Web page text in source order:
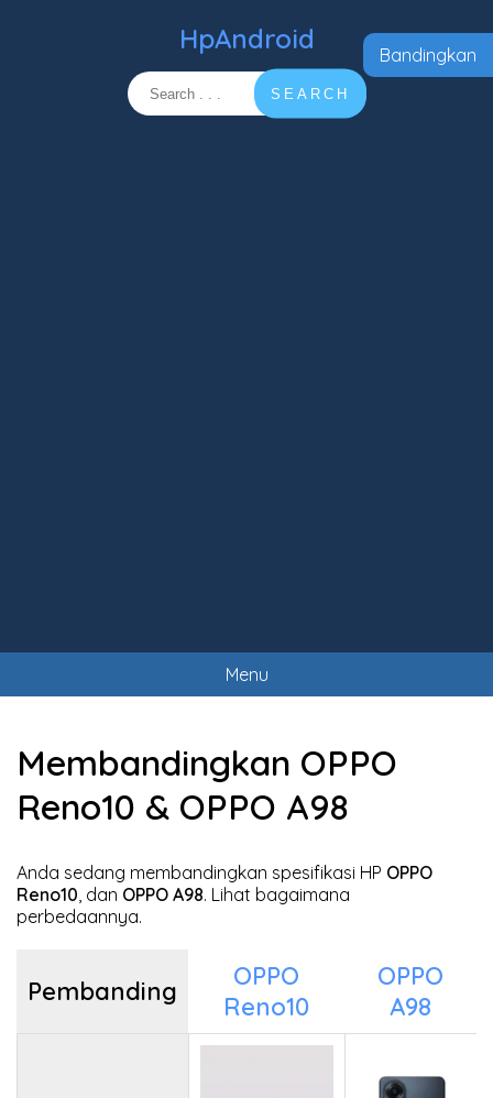
HpAndroid
SEARCH
Menu
Membandingkan OPPO
Reno10 & OPPO A98
Anda sedang membandingkan spesifikasi HP OPPO
Reno10, dan OPPO A98. Lihat bagaimana
perbedaannya.
Pembanding
OPPO
Reno10
OPPO
A98
Bandingkan